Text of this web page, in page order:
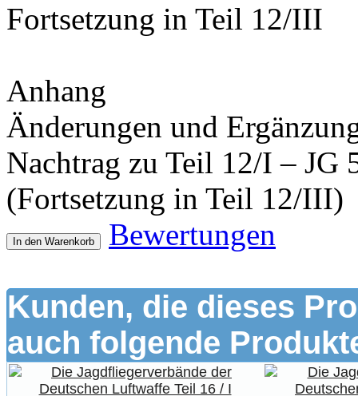
Fortsetzung in Teil 12/III
Anhang
Änderungen und
Nachtrag zu Teil 12/I – JG
(Fortsetzung in Teil 12/III)
In den Warenkorb Bewertungen
Kunden, die dieses
auch folgende